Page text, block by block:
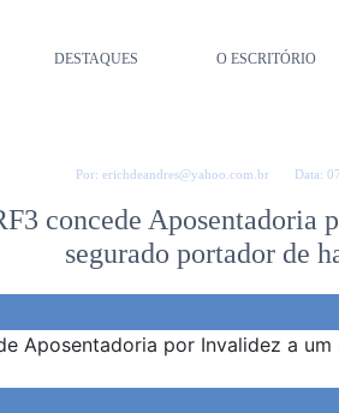
DESTAQUES O ESCRITÓRIO
Por: erichdeandres@yahoo.com.br Data:
concede Aposentadoria
segurado portador de